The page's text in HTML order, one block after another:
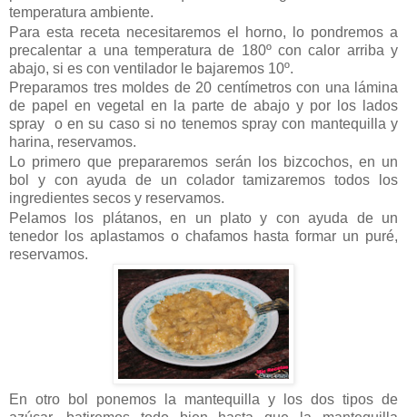
temperatura ambiente.
Para esta receta necesitaremos el horno, lo pondremos a
precalentar a una temperatura de 180º con calor arriba y
abajo, si es con ventilador le bajaremos 10º.
Preparamos tres moldes de 20 centímetros con una lámina
de papel en vegetal en la parte de abajo y por los lados
spray o en su caso si no tenemos spray con mantequilla y
harina, reservamos.
Lo primero que prepararemos serán los bizcochos, en un
bol y con ayuda de un colador tamizaremos todos los
ingredientes secos y reservamos.
Pelamos los plátanos, en un plato y con ayuda de un
tenedor los aplastamos o chafamos hasta formar un puré,
reservamos.
En otro bol ponemos la mantequilla y los dos tipos de